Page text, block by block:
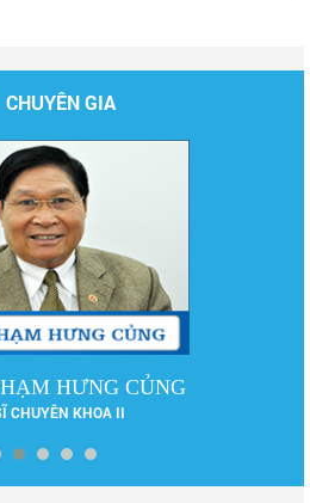
CHUYÊN GIA
HƯNG CỦNG
CHUYÊN KHOA II